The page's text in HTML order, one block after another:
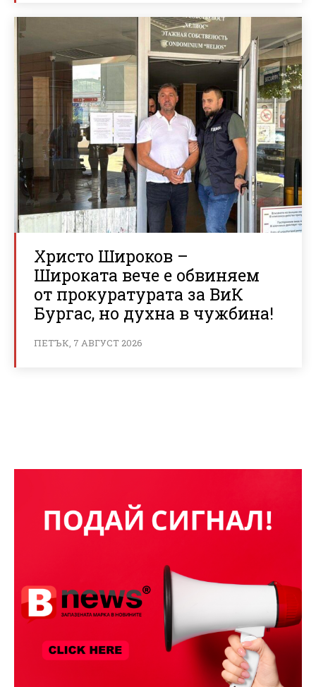
Христо Широков –
Широката вече е обвиняем
от прокуратурата за ВиК
Бургас, но духна в чужбина!
ПЕТЪК, 7 АВГУСТ 2026